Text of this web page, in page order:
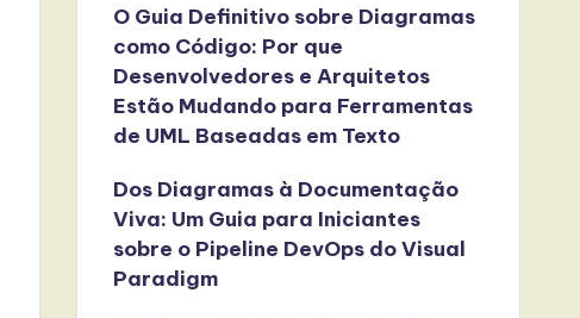
O Guia Definitivo sobre Diagramas
como Código: Por que
Desenvolvedores e Arquitetos
Estão Mudando para Ferramentas
de UML Baseadas em Texto
Dos Diagramas à Documentação
Viva: Um Guia para Iniciantes
sobre o Pipeline DevOps do Visual
Paradigm